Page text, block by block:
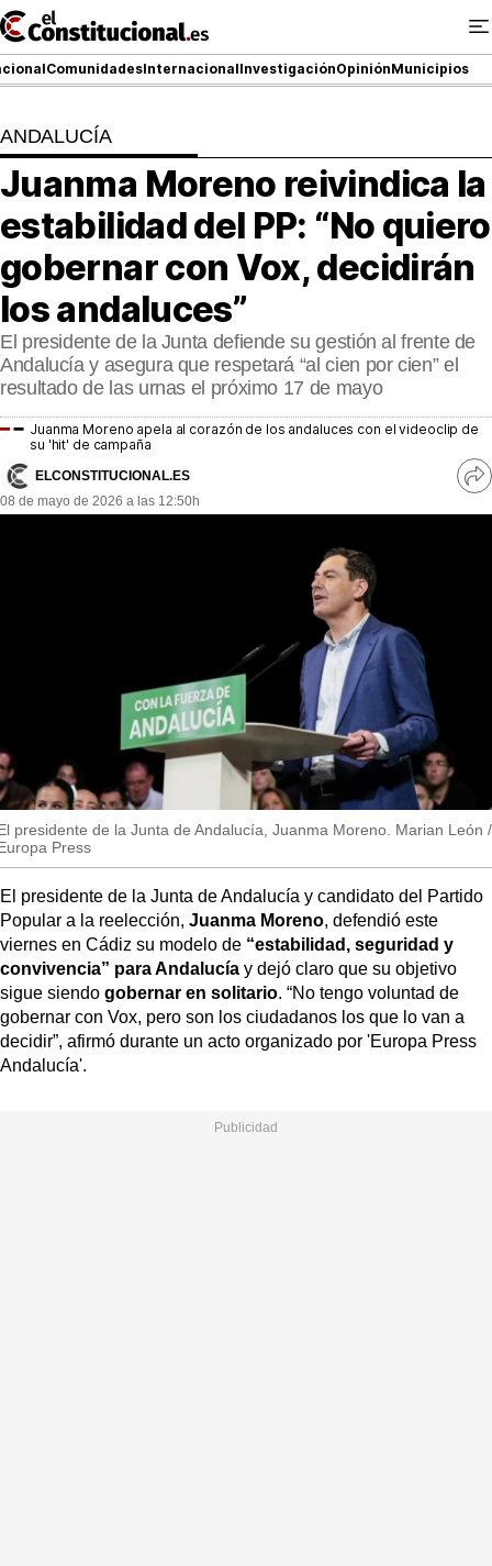
Ir
al
contenido
ComunidadesInternacionalInvestigaciónOpiniónMunicipios
NACIONAL
COMUNIDADES
ElConstitucional TV
MásQueTele
ElConstitucional +
MásQueEstilo
MásQuePartidos
MásQueSucesos
MUNICIPIOS
ANDALUCÍA
Juanma Moreno reivindica la
estabilidad del PP: “No quiero
gobernar con Vox, decidirán
los andaluces”
El presidente de la Junta defiende su gestión al frente de
Andalucía y asegura que respetará “al cien por cien” el
resultado de las urnas el próximo 17 de mayo
Juanma Moreno apela al corazón de los andaluces con el videoclip de
su 'hit' de campaña
ELCONSTITUCIONAL.ES
08 de mayo de 2026 a las 12:50h
presidente de la Junta de Andalucía, Juanma Moreno. Marian León /
Press
El presidente de la Junta de Andalucía y candidato del Partido
Popular a la reelección, Juanma Moreno, defendió este
viernes en Cádiz su modelo de “estabilidad, seguridad y
convivencia” para Andalucía y dejó claro que su objetivo
sigue siendo gobernar en solitario. “No tengo voluntad de
gobernar con Vox, pero son los ciudadanos los que lo van a
decidir”, afirmó durante un acto organizado por 'Europa Press
Andalucía'.